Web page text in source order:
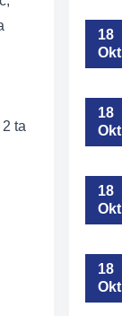
ta
18
Okt
18
Okt
18
Okt
18
Okt